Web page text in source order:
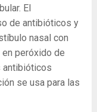
El
de antibióticos y
nasal con
peróxido de
antibióticos
se usa para las